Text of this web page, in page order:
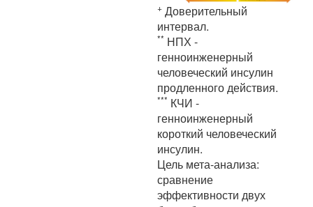
+ Доверительный
интервал.
** НПХ -
генноинженерный
человеческий инсулин
продленного действия.
*** КЧИ -
генноинженерный
короткий человеческий
инсулин.
Цель мета-анализа:
сравнение
эффективности двух